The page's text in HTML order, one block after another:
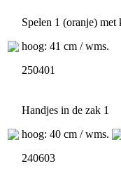
Spelen 1 (oranje) met
hoog: 41 cm / wms.
250401
Handjes in de zak 1
hoog: 40 cm / wms.
240603